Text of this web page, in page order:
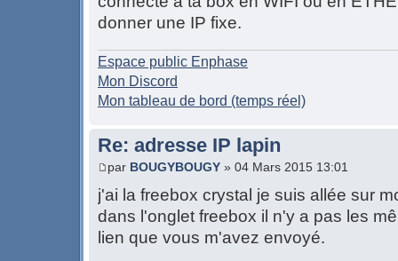
donner une IP fixe.
Espace public Enphase
Mon Discord
Mon tableau de bord (temps réel)
Re: adresse IP lapin
par BOUGYBOUGY » 04 Mars 2015 13:01
j'ai la freebox crystal je suis allée sur
dans l'onglet freebox il n'y a pas les
lien que vous m'avez envoyé.